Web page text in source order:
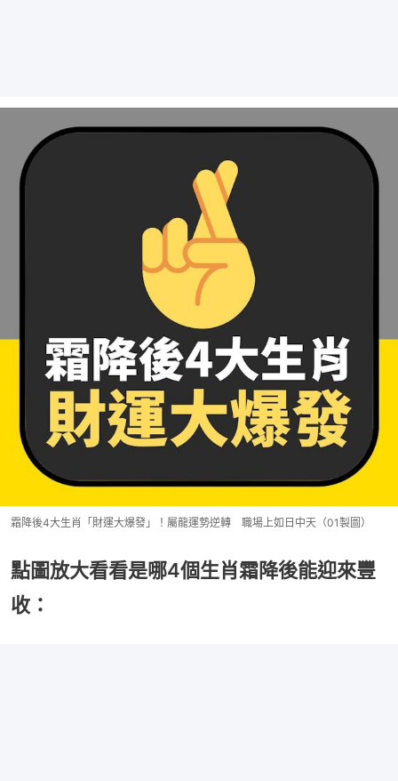
霜降後4大生肖「財運大爆發」！屬龍運勢逆轉 職場上如日中天（01製圖）
點圖放大看看是哪4個生肖霜降後能迎來豐
收：